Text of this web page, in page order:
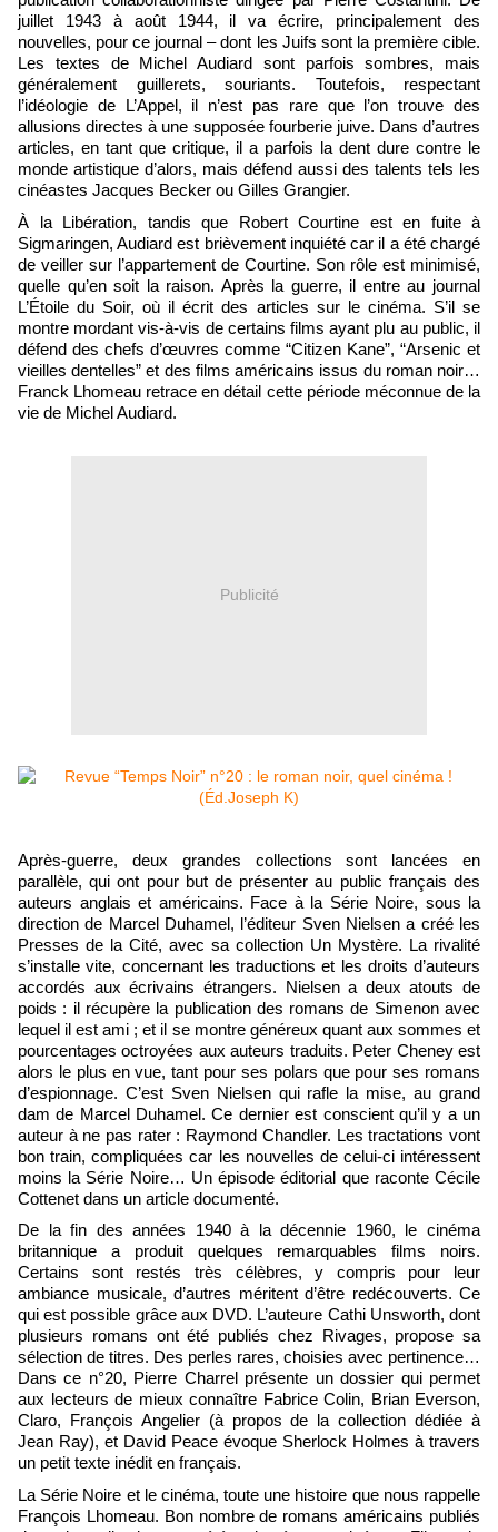
juillet 1943 à août 1944, il va écrire, principalement des
nouvelles, pour ce journal – dont les Juifs sont la première cible.
Les textes de Michel Audiard sont parfois sombres, mais
généralement guillerets, souriants. Toutefois, respectant
l’idéologie de L’Appel, il n’est pas rare que l’on trouve des
allusions directes à une supposée fourberie juive. Dans d’autres
articles, en tant que critique, il a parfois la dent dure contre le
monde artistique d’alors, mais défend aussi des talents tels les
cinéastes Jacques Becker ou Gilles Grangier.
À la Libération, tandis que Robert Courtine est en fuite à
Sigmaringen, Audiard est brièvement inquiété car il a été chargé
de veiller sur l’appartement de Courtine. Son rôle est minimisé,
quelle qu’en soit la raison. Après la guerre, il entre au journal
L’Étoile du Soir, où il écrit des articles sur le cinéma. S’il se
montre mordant vis-à-vis de certains films ayant plu au public, il
défend des chefs d’œuvres comme “Citizen Kane”, “Arsenic et
vieilles dentelles” et des films américains issus du roman noir…
Franck Lhomeau retrace en détail cette période méconnue de la
vie de Michel Audiard.
Publicité
Après-guerre, deux grandes collections sont lancées en
parallèle, qui ont pour but de présenter au public français des
auteurs anglais et américains. Face à la Série Noire, sous la
direction de Marcel Duhamel, l’éditeur Sven Nielsen a créé les
Presses de la Cité, avec sa collection Un Mystère. La rivalité
s’installe vite, concernant les traductions et les droits d’auteurs
accordés aux écrivains étrangers. Nielsen a deux atouts de
poids : il récupère la publication des romans de Simenon avec
lequel il est ami ; et il se montre généreux quant aux sommes et
pourcentages octroyées aux auteurs traduits. Peter Cheney est
alors le plus en vue, tant pour ses polars que pour ses romans
d’espionnage. C’est Sven Nielsen qui rafle la mise, au grand
dam de Marcel Duhamel. Ce dernier est conscient qu’il y a un
auteur à ne pas rater : Raymond Chandler. Les tractations vont
bon train, compliquées car les nouvelles de celui-ci intéressent
moins la Série Noire… Un épisode éditorial que raconte Cécile
Cottenet dans un article documenté.
De la fin des années 1940 à la décennie 1960, le cinéma
britannique a produit quelques remarquables films noirs.
Certains sont restés très célèbres, y compris pour leur
ambiance musicale, d’autres méritent d’être redécouverts. Ce
qui est possible grâce aux DVD. L’auteure Cathi Unsworth, dont
plusieurs romans ont été publiés chez Rivages, propose sa
sélection de titres. Des perles rares, choisies avec pertinence…
Dans ce n°20, Pierre Charrel présente un dossier qui permet
aux lecteurs de mieux connaître Fabrice Colin, Brian Everson,
Claro, François Angelier (à propos de la collection dédiée à
Jean Ray), et David Peace évoque Sherlock Holmes à travers
un petit texte inédit en français.
La Série Noire et le cinéma, toute une histoire que nous rappelle
François Lhomeau. Bon nombre de romans américains publiés